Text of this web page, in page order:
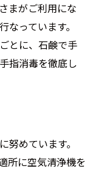
まがご利用にな
っています。
とに、石鹸で手
指消毒を徹底し
努めています。
所に空気清浄機を